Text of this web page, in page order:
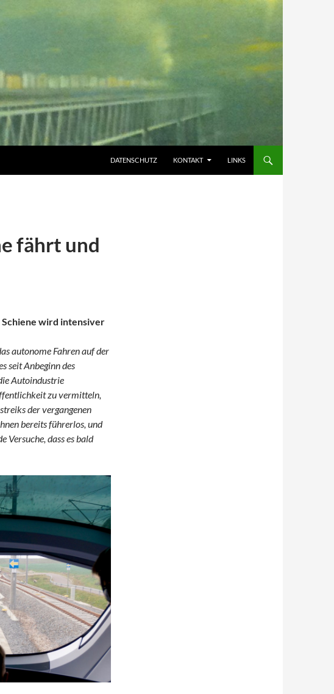
DATENSCHUTZ KONTAKT LINKS
fährt und
Schiene wird intensiver
autonome Fahren auf der
seit Anbeginn des
Autoindustrie
zu vermitteln,
der vergangenen
bereits führerlos, und
Versuche, dass es bald